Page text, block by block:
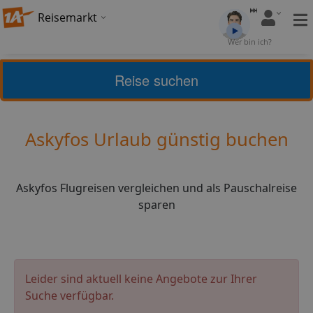
Reisemarkt
Wer bin ich?
Griechenland Askyfos
4,34 (6) Bewerten
Askyfos Urlaub günstig buchen
Askyfos Flugreisen vergleichen und als Pauschalreise
sparen
Reise suchen
Leider sind aktuell keine Angebote zur Ihrer
Suche verfügbar.